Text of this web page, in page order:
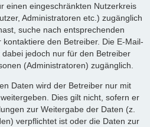
einen eingeschränkten Nutzerkreis
Administratoren etc.) zugänglich
suche nach entsprechenden
den Betreiber. Die E-Mail-
jedoch nur für den Betreiber
(Administratoren) zugänglich.
Daten wird der Betreiber nur mit
Dies gilt nicht, sofern er
zur Weitergabe der Daten (z.
verpflichtet ist oder die Daten zur